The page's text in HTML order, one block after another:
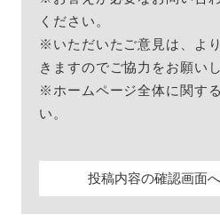
ください。
※いただいたご意見は、よ
きますのでご協力をお願いし
※ホームページ全体に関す
い。